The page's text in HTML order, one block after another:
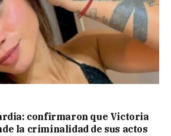
confirmaron que Victoria
la criminalidad de sus actos